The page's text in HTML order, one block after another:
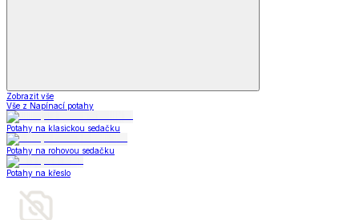
Zobrazit vše
Vše z Napínací potahy
Potahy na klasickou sedačku
Potahy na rohovou sedačku
Potahy na křeslo